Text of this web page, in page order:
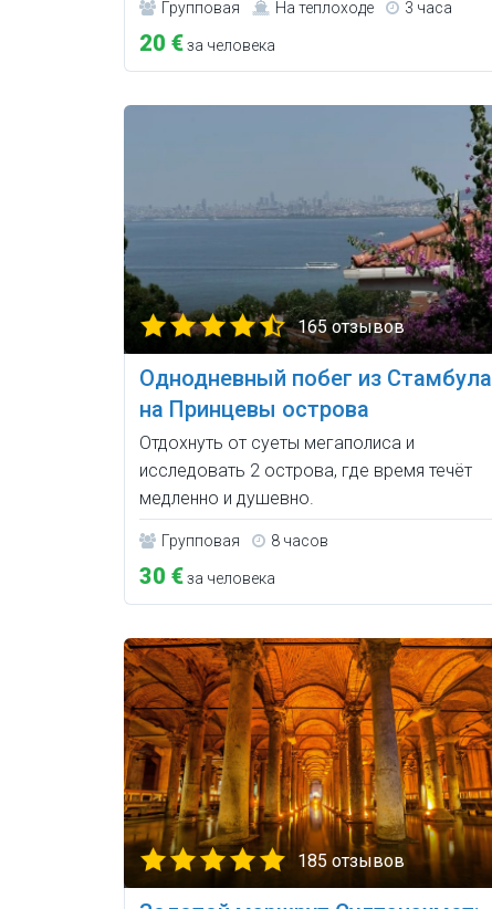
Групповая На теплоходе 3 часа
20 €за человека
165 отзывов
Однодневный побег из Стамбула
на Принцевы острова
Отдохнуть от суеты мегаполиса и
исследовать 2 острова, где время течёт
медленно и душевно.
Групповая 8 часов
30 €за человека
185 отзывов